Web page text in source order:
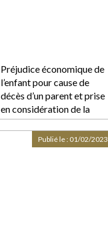
Préjudice économique de
l’enfant pour cause de
décès d’un parent et prise
en considération de la
séparation ou du divorce
Publié le : 01/02/2023